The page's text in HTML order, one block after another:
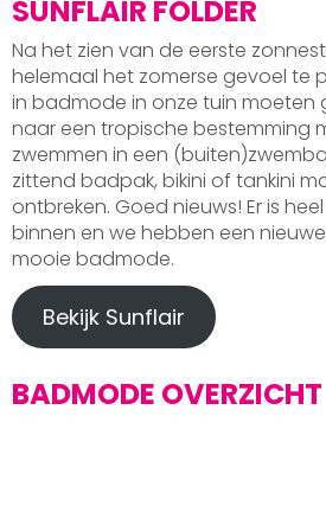
SUNFLAIR FOLDER
Na het zien van de eerste
helemaal het zomerse gevoel te
in badmode in onze tuin moeten
naar een tropische bestemming
zwemmen in een
zittend badpak, bikini of tankini
ontbreken. Goed nieuws! Er is
binnen en we hebben een
mooie badmode.
Bekijk Sunflair
BADMODE OVERZICHT